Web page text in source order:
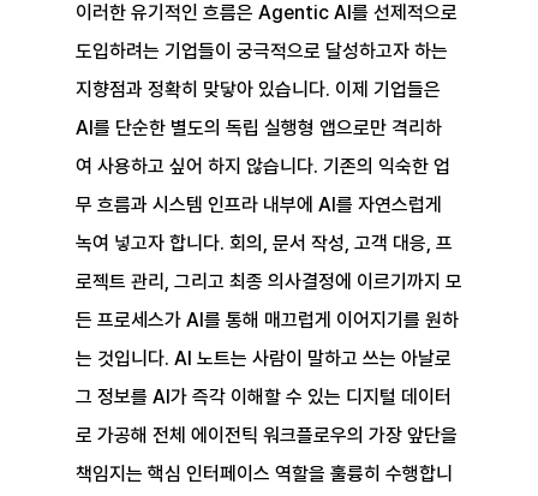
이러한 유기적인 흐름은 Agentic AI를 선제적으로
도입하려는 기업들이 궁극적으로 달성하고자 하는
지향점과 정확히 맞닿아 있습니다. 이제 기업들은
AI를 단순한 별도의 독립 실행형 앱으로만 격리하
여 사용하고 싶어 하지 않습니다. 기존의 익숙한 업
무 흐름과 시스템 인프라 내부에 AI를 자연스럽게
녹여 넣고자 합니다. 회의, 문서 작성, 고객 대응, 프
로젝트 관리, 그리고 최종 의사결정에 이르기까지 모
든 프로세스가 AI를 통해 매끄럽게 이어지기를 원하
는 것입니다. AI 노트는 사람이 말하고 쓰는 아날로
그 정보를 AI가 즉각 이해할 수 있는 디지털 데이터
로 가공해 전체 에이전틱 워크플로우의 가장 앞단을
책임지는 핵심 인터페이스 역할을 훌륭히 수행합니